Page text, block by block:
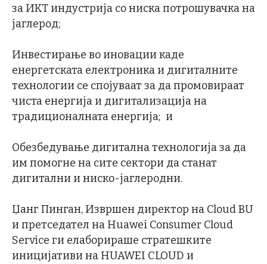
за ИКТ индустрија со ниска потрошувачка на
јаглерод;
Инвестирање во иновации каде
енергетската електроника и дигиталните
технологии се спојуваат за да промовираат
чиста енергија и дигитализација на
традиционалната енергија; и
Обезбедување дигитална технологија за да
им помогне на сите сектори да станат
дигитални и ниско-јаглеродни.
Џанг Пинган, Извршен директор на Cloud BU
и претседател на Huawei Consumer Cloud
Servicе ги елаборираше стратешките
иницијативи на HUAWEI CLOUD и